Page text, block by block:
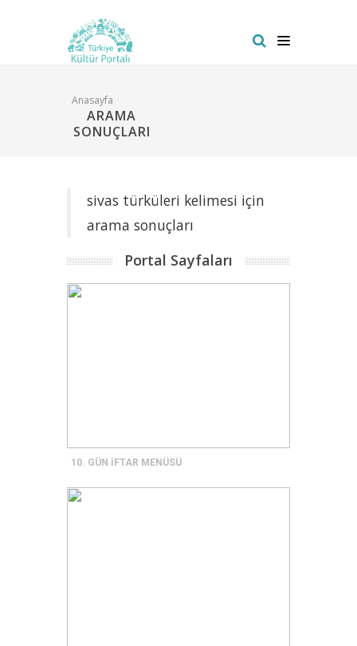
Anasayfa
ARAMA
SONUÇLARI
sivas türküleri kelimesi için
arama sonuçları
Portal Sayfaları
10. GÜN İFTAR MENÜSÜ